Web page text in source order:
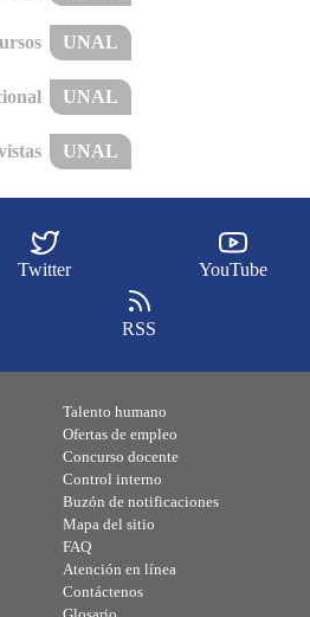
UNAL
UNAL
UNAL
Twitter YouTube
RSS
Talento humano
Ofertas de empleo
Concurso docente
Control interno
Buzón de notificaciones
Mapa del sitio
FAQ
Atención en línea
Contáctenos